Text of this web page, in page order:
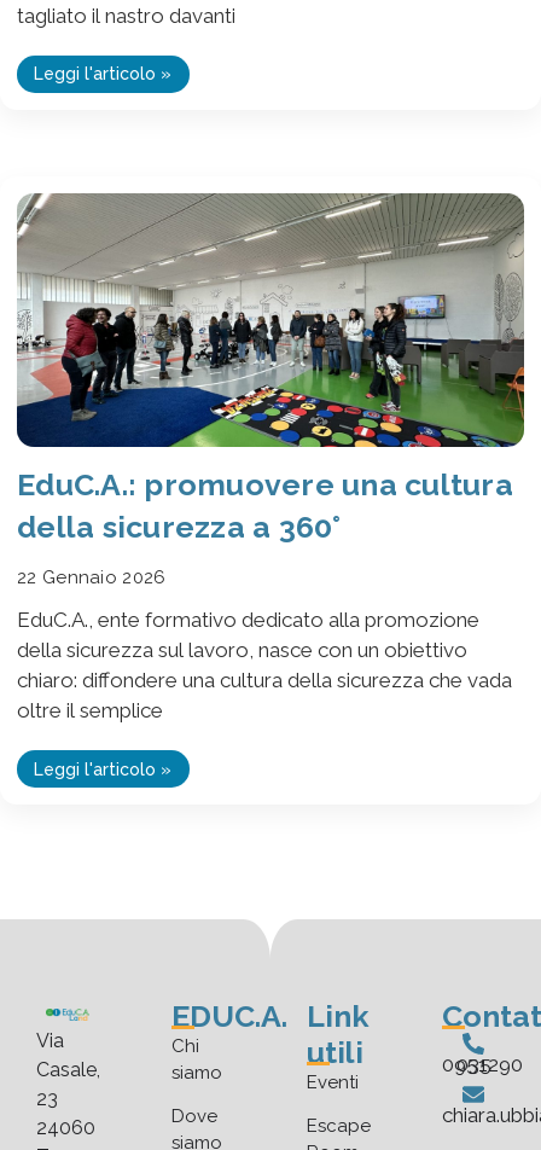
tagliato il nastro davanti
Leggi l'articolo »
EduC.A.: promuovere una cultura
della sicurezza a 360°
22 Gennaio 2026
EduC.A., ente formativo dedicato alla promozione
della sicurezza sul lavoro, nasce con un obiettivo
chiaro: diffondere una cultura della sicurezza che vada
oltre il semplice
Leggi l'articolo »
Via
Casale,
23
24060
EDUC.A.
Chi
siamo
Dove
siamo
Link
utili
Eventi
Escape
035 0951290